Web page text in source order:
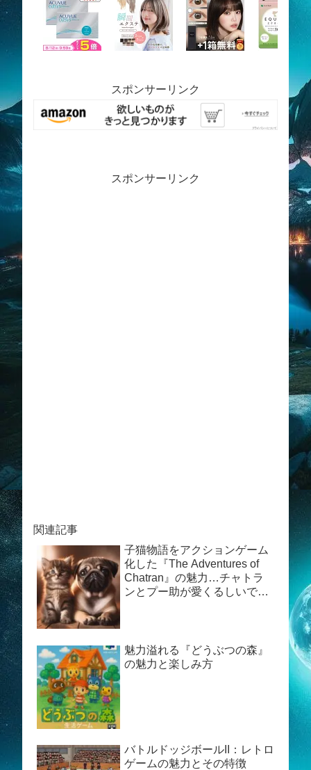
スポンサーリンク
スポンサーリンク
関連記事
子猫物語をアクションゲーム
化した『The Adventures of
Chatran』の魅力…チャトラ
ンとプー助が愛くるしいで
魅力溢れる『どうぶつの森』
の魅力と楽しみ方
バトルドッジボールII：レトロ
ゲームの魅力とその特徴